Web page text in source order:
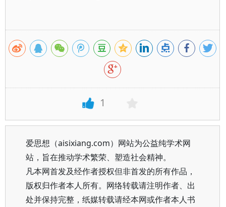
1
爱思想（aisixiang.com）网站为公益纯学术网
站，旨在推动学术繁荣、塑造社会精神。
凡本网首发及经作者授权但非首发的所有作品，
版权归作者本人所有。网络转载请注明作者、出
处并保持完整，纸媒转载请经本网或作者本人书